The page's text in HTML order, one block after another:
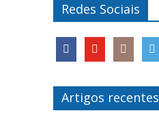
Redes Sociais
Artigos recentes